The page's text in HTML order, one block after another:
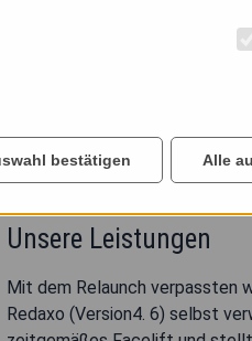
AVS Autovermietung
Autovermietung in Bad
Unsere Leistungen
Mit dem Relaunch verpassten
Redaxo (Version4. 6) selbst
bestätigen Alle